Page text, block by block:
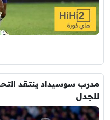
مدرب سوسيداد ينتقد
للجدل